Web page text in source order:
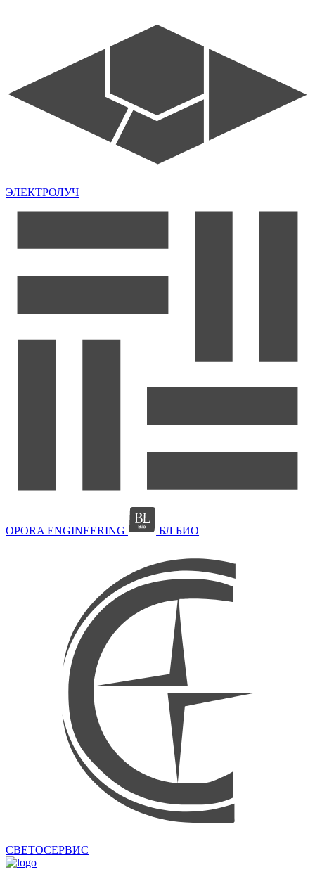
ЭЛЕКТРОЛУЧ
OPORA ENGINEERING БЛ БИО
СВЕТОСЕРВИС